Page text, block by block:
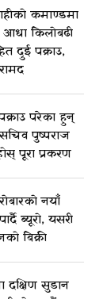
कमाण्डमा
किलोबढी
दुई पक्राउ,
परेका हुन्
पुष्पराज
पूरा प्रकरण
नयाँ
ब्यूरो, यसरी
बिक्री
दक्षिण सुडान